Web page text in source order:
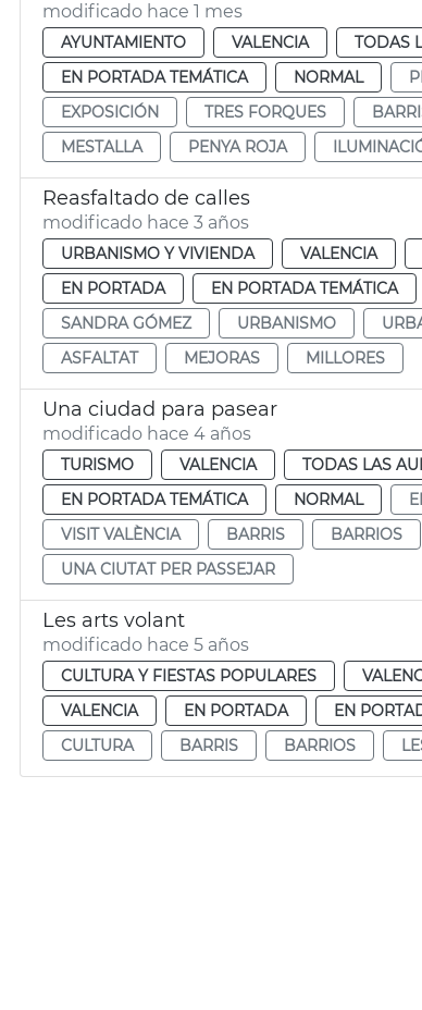
modificado hace 1 mes
AYUNTAMIENTO VALENCIA TODAS
EN PORTADA TEMÁTICA
NORMAL
EXPOSICIÓN
TRES FORQUES
MESTALLA
PENYA ROJA
Reasfaltado de calles
modificado hace 3 años
URBANISMO Y VIVIENDA VALENCIA
EN PORTADA
EN PORTADA TEMÁTICA
SANDRA GÓMEZ
URBANISMO
ASFALTAT
MEJORAS MILLORES
Una ciudad para pasear
modificado hace 4 años
TURISMO VALENCIA TODAS LAS
EN PORTADA TEMÁTICA
NORMAL
VISIT VALÈNCIA
BARRIS BARRIOS
UNA CIUTAT PER PASSEJAR
Les arts volant
modificado hace 5 años
CULTURA Y FIESTAS POPULARES
VALENCIA
EN PORTADA EN
CULTURA
BARRIS BARRIOS